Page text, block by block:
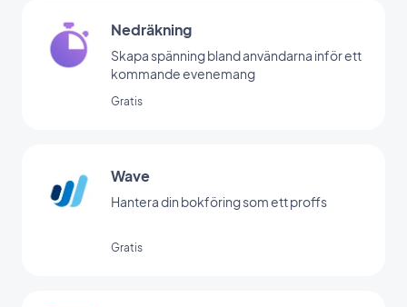
Nedräkning
Skapa spänning bland användarna inför ett
kommande evenemang
Gratis
Wave
Hantera din bokföring som ett proffs
Gratis